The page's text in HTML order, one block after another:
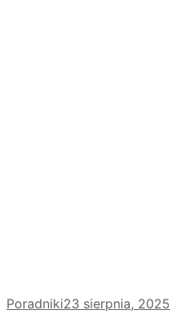
Poradniki23 sierpnia, 2025